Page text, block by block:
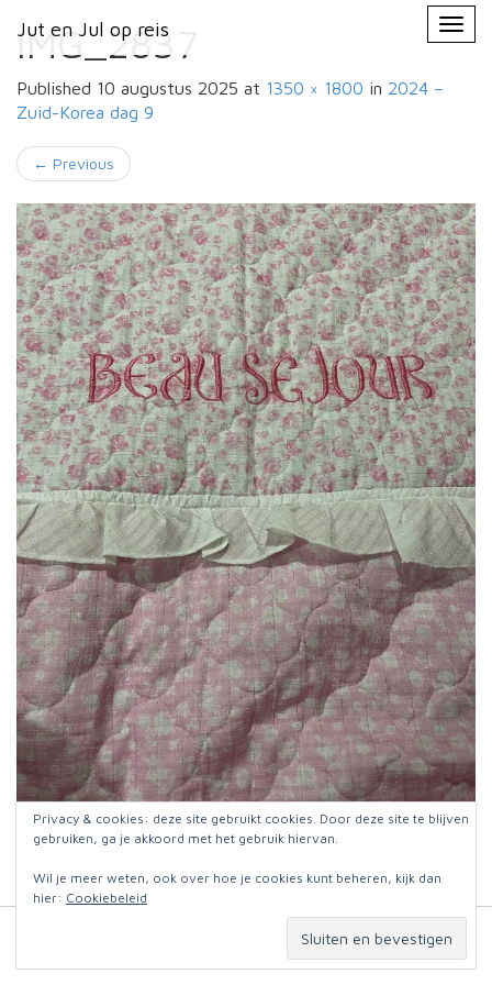
Jut en Jul op reis
Primary
Menu
Jut en Jul op reis
IMG_2837
Published 10 augustus 2025 at 1350 × 1800 in 2024 –
Zuid-Korea dag 9
← Previous
Extra kitch nogal plastic dekbedje
Privacy & cookies: deze site gebruikt cookies. Door deze site te blijven
gebruiken, ga je akkoord met het gebruik hiervan.
Wil je meer weten, ook over hoe je cookies kunt beheren, kijk dan
hier: Cookiebeleid